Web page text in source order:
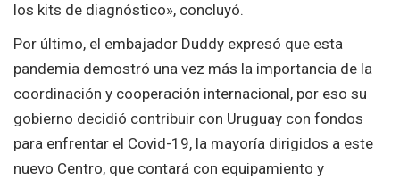
los kits de diagnóstico», concluyó.
Por último, el embajador Duddy expresó que esta
pandemia demostró una vez más la importancia de la
coordinación y cooperación internacional, por eso su
gobierno decidió contribuir con Uruguay con fondos
para enfrentar el Covid-19, la mayoría dirigidos a este
nuevo Centro, que contará con equipamiento y